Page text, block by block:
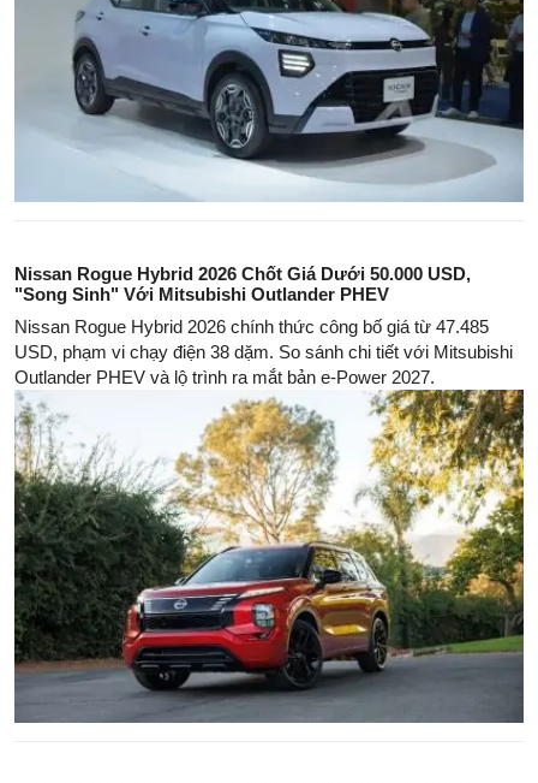
Nissan Rogue Hybrid 2026 Chốt Giá Dưới 50.000 USD,
"Song Sinh" Với Mitsubishi Outlander PHEV
Nissan Rogue Hybrid 2026 chính thức công bố giá từ 47.485
USD, phạm vi chạy điện 38 dặm. So sánh chi tiết với Mitsubishi
Outlander PHEV và lộ trình ra mắt bản e-Power 2027.